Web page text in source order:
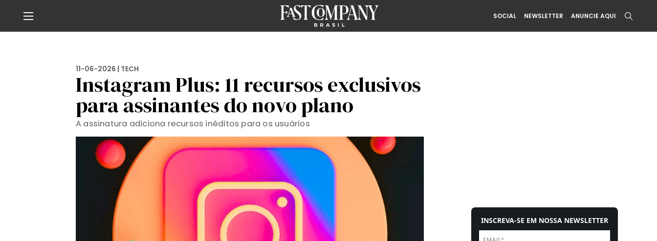
SOCIAL NEWSLETTER ANUNCIE AQUI
11-06-2026 | TECH
Instagram Plus: 11 recursos exclusivos
para assinantes do novo plano
A assinatura adiciona recursos inéditos para os usuários
INSCREVA-SE EM NOSSA NEWSLETTER